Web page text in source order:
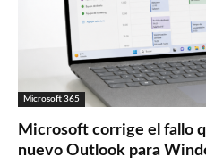
Microsoft 365
Microsoft corrige el fallo
nuevo Outlook para